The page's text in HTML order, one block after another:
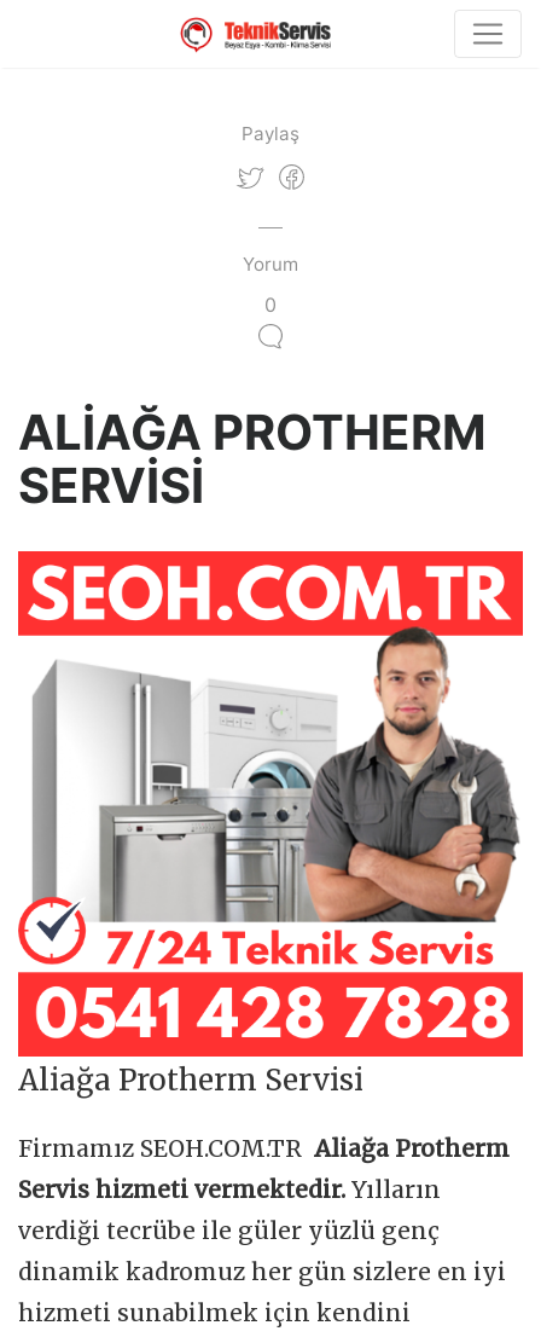
Paylaş
Yorum
0
ALİAĞA PROTHERM
SERVİSİ
Aliağa Protherm Servisi
Firmamız SEOH.COM.TR Aliağa Protherm
Servis hizmeti vermektedir. Yılların
verdiği tecrübe ile güler yüzlü genç
dinamik kadromuz her gün sizlere en iyi
hizmeti sunabilmek için kendini